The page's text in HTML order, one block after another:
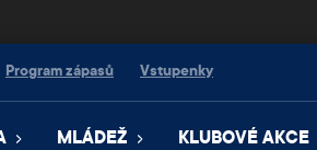
Program zápasů Vstupenky
MLÁDEŽ KLUBOVÉ AKCE